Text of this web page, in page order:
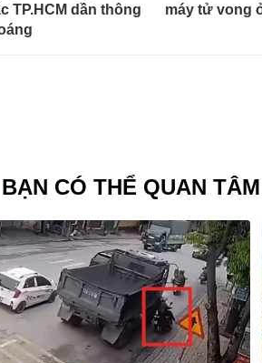
TP.HCM dần thông
máy tử vong
BẠN CÓ THỂ QUAN TÂM